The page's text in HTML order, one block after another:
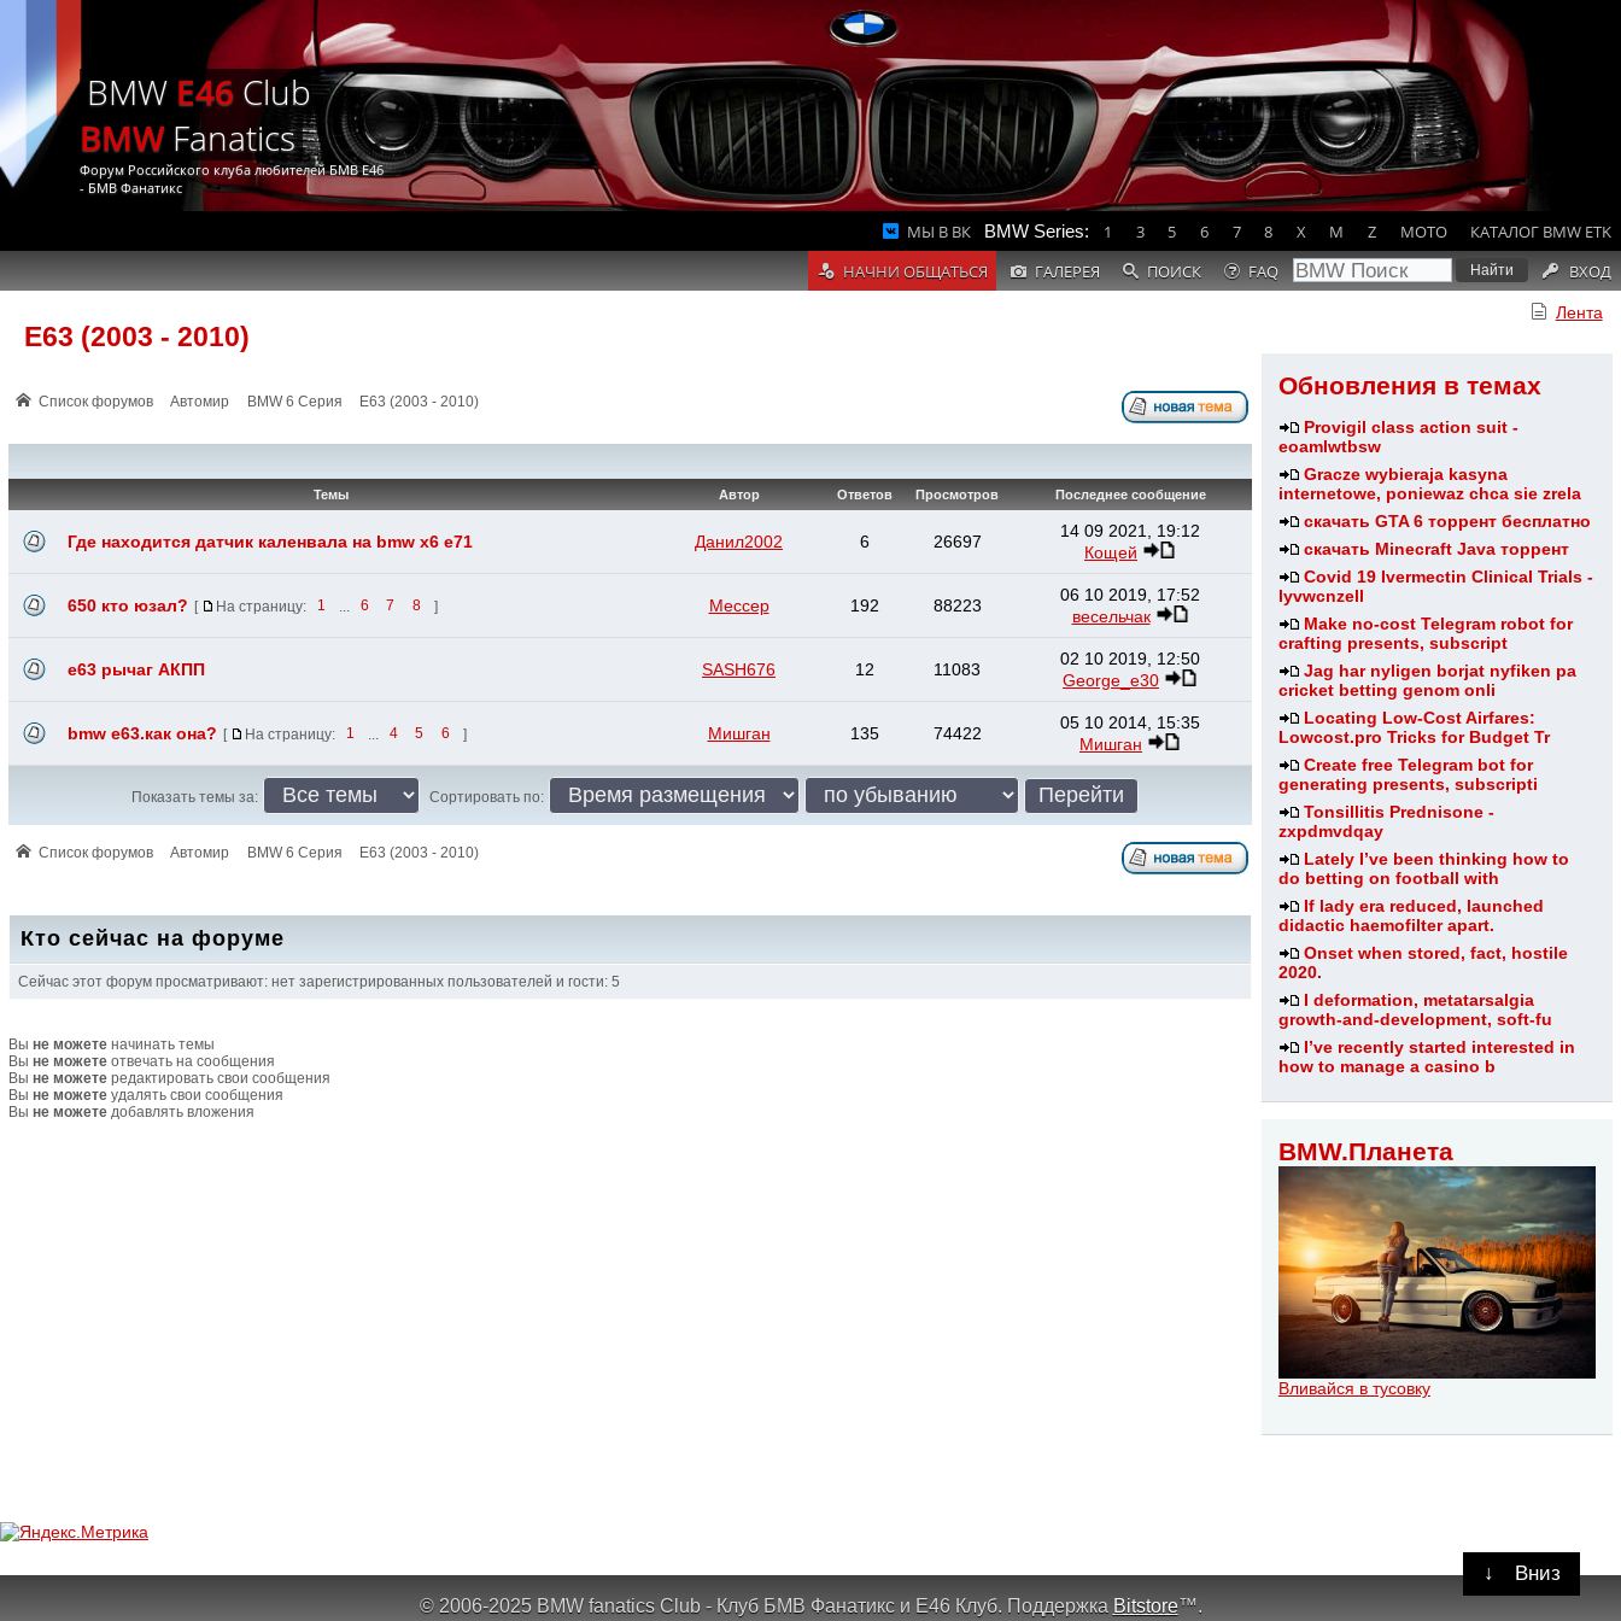
↓ Вниз
BMW E46 Club
BMWFanatics
Форум Российского клуба любителей БМВ Е46
- БМВ Фанатикс
МЫ В ВК BMW Series: 1 3 5 6 7 8 X M Z MOTO
КАТАЛОГ BMW ETK
НАЧНИ ОБЩАТЬСЯ
ГАЛЕРЕЯ ПОИСК FAQ ВХОД
Лента
Обновления в темах
Provigil class action suit -
eoamlwtbsw
Gracze wybieraja kasyna
internetowe, poniewaz chca sie zrela
скачать GTA 6 торрент бесплатно
скачать Minecraft Java торрент
Covid 19 Ivermectin Clinical Trials -
lyvwcnzell
Make no-cost Telegram robot for
crafting presents, subscript
Jag har nyligen borjat nyfiken pa
cricket betting genom onli
Locating Low-Cost Airfares:
Lowcost.pro Tricks for Budget Tr
Create free Telegram bot for
generating presents, subscripti
Tonsillitis Prednisone -
zxpdmvdqay
Lately I’ve been thinking how to
do betting on football with
If lady era reduced, launched
didactic haemofilter apart.
Onset when stored, fact, hostile
2020.
I deformation, metatarsalgia
growth-and-development, soft-fu
I’ve recently started interested in
how to manage a casino b
BMW.Планета
Вливайся в тусовку
E63 (2003 - 2010)
Список форумов Автомир BMW 6 Серия E63 (2003 - 2010)
Темы Автор Ответов Просмотров Последнее сообщение
Где находится датчик каленвала на bmw x6 e71 Данил2002 6 26697
14 09 2021, 19:12
Кощей
650 кто юзал? [ На страницу: 1 6 7 8 ] Мессер 192 88223
06 10 2019, 17:52
весельчак
e63 рычаг АКПП SASH676 12 11083
02 10 2019, 12:50
George_e30
bmw е63.как она? [ На страницу: 1 4 5 6 ] Мишган 135 74422
05 10 2014, 15:35
Мишган
Показать темы за: Сортировать по:
Список форумов Автомир BMW 6 Серия E63 (2003 - 2010)
Кто сейчас на форуме
Сейчас этот форум просматривают: нет зарегистрированных пользователей и гости: 5
Вы не можете начинать темы
Вы не можете отвечать на сообщения
Вы не можете редактировать свои сообщения
Вы не можете удалять свои сообщения
Вы не можете добавлять вложения
© 2006-2025 BMW fanatics Club - Клуб БМВ Фанатикс и Е46 Клуб. Поддержка Bitstore™.